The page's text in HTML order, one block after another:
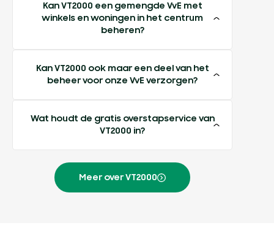
Kan VT2000 een gemengde VvE met
winkels en woningen in het centrum
beheren?
Kan VT2000 ook maar een deel van het
beheer voor onze VvE verzorgen?
Wat houdt de gratis overstapservice van
VT2000 in?
Meer over VT2000